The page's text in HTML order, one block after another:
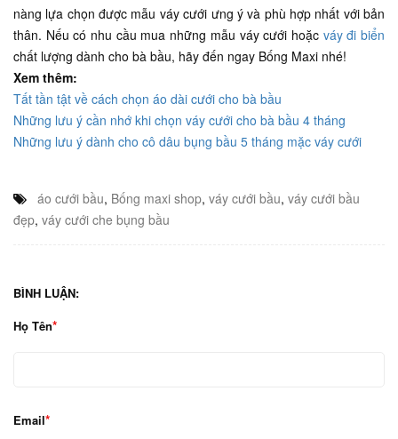
nàng lựa chọn được mẫu váy cưới ưng ý và phù hợp nhất với bản
thân. Nếu có nhu cầu mua những mẫu váy cưới hoặc váy đi biển
chất lượng dành cho bà bầu, hãy đến ngay Bống Maxi nhé!
Xem thêm:
Tất tần tật về cách chọn áo dài cưới cho bà bầu
Những lưu ý cần nhớ khi chọn váy cưới cho bà bầu 4 tháng
Những lưu ý dành cho cô dâu bụng bầu 5 tháng mặc váy cưới
áo cưới bầu, Bống maxi shop, váy cưới bầu, váy cưới bầu
đẹp, váy cưới che bụng bầu
BÌNH LUẬN:
Họ Tên
Email